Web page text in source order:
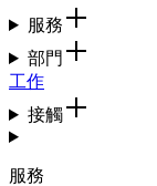
服務
部門
工作
接觸
服務